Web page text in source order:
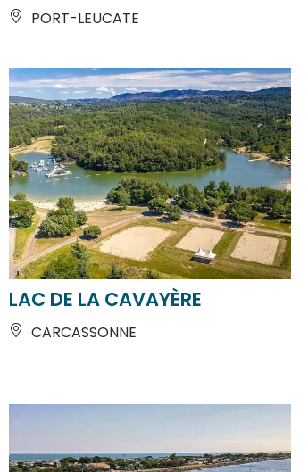
PORT-LEUCATE
LAC DE LA CAVAYÈRE
CARCASSONNE